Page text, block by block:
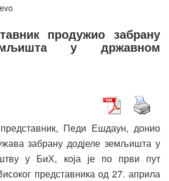
продужио забрану
у државном
Педи Ешдаун, донио
забрану додјеле земљишта у
у БиХ, која је по први пут
представника од 27. априла